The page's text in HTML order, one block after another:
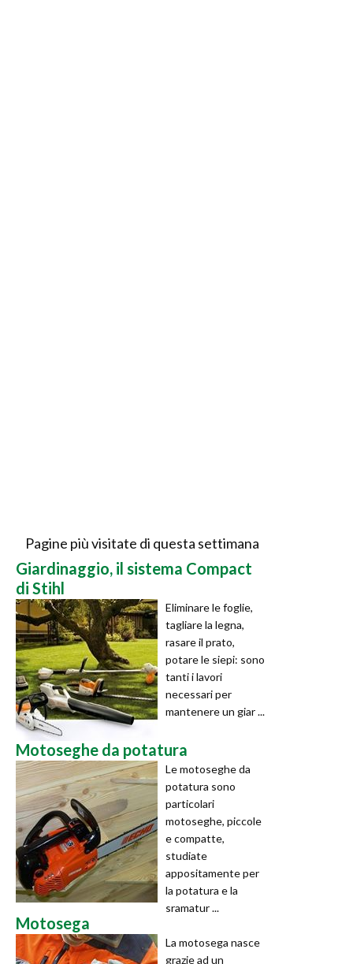
Pagine più visitate di questa settimana
Giardinaggio, il sistema Compact
di Stihl
Eliminare le foglie,
tagliare la legna,
rasare il prato,
potare le siepi: sono
tanti i lavori
necessari per
mantenere un giar ...
Motoseghe da potatura
Le motoseghe da
potatura sono
particolari
motoseghe, piccole
e compatte,
studiate
appositamente per
la potatura e la
sramatur ...
Motosega
La motosega nasce
grazie ad un